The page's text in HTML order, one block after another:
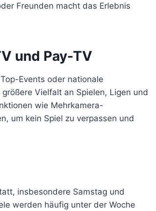
Freunden macht das Erlebnis
und Pay-TV
Events oder nationale
Vielfalt an Spielen, Ligen und
wie Mehrkamera-
um kein Spiel zu verpassen und
insbesondere Samstag und
werden häufig unter der Woche